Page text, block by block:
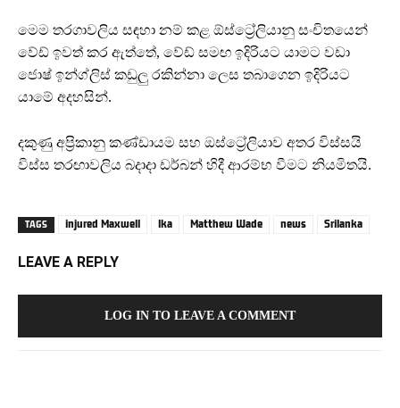
මෙම තරගාවලිය සඳහා නම් කළ ඕස්ට්‍රේලියානු සංචිතයෙන්
වේඩ් ඉවත් කර ඇත්තේ, වේඩ් සමඟ ඉදිරියට යාමට වඩා
ජොෂ් ඉන්ග්ලිස් කඩුලු රකින්නා ලෙස තබාගෙන ඉදිරියට
යාමේ අදහසින්.
දකුණු අප්‍රිකානු කණ්ඩායම සහ ඔස්ට්‍රේලියාව අතර විස්සයි
විස්ස තරඟාවලිය බදාදා ඩර්බන් හිදී ආරම්භ වීමට නියමිතයි.
TAGS injured Maxwell lka Matthew Wade news Srilanka
LEAVE A REPLY
LOG IN TO LEAVE A COMMENT